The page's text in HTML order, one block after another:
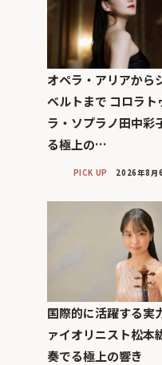
オペラ・アリアから
ベルトまで コロラト
ラ・ソプラノ田中彩
る極上の…
PICK UP 2026年8月
国際的に活躍する実
ァイオリニスト松本
奏でる極上の響き